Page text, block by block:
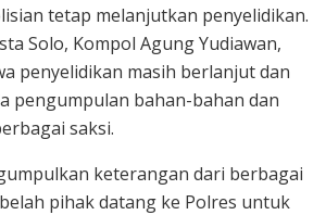
tetap melanjutkan penyelidikan.
Solo, Kompol Agung Yudiawan,
penyelidikan masih berlanjut dan
pengumpulan bahan-bahan dan
saksi.
keterangan dari berbagai
pihak datang ke Polres untuk